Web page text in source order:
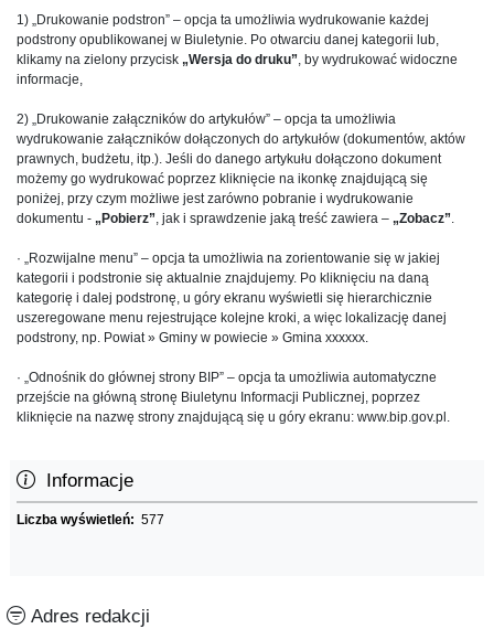
1) „Drukowanie podstron” – opcja ta umożliwia wydrukowanie każdej
podstrony opublikowanej w Biuletynie. Po otwarciu danej kategorii lub,
klikamy na zielony przycisk „Wersja do druku” , by wydrukować widoczne
informacje,
2) „Drukowanie załączników do artykułów” – opcja ta umożliwia
wydrukowanie załączników dołączonych do artykułów (dokumentów, aktów
prawnych, budżetu, itp.). Jeśli do danego artykułu dołączono dokument
możemy go wydrukować poprzez kliknięcie na ikonkę znajdującą się
poniżej, przy czym możliwe jest zarówno pobranie i wydrukowanie
dokumentu - „Pobierz” , jak i sprawdzenie jaką treść zawiera – „Zobacz”
· „Rozwijalne menu” – opcja ta umożliwia na zorientowanie się w jakiej
kategorii i podstronie się aktualnie znajdujemy. Po kliknięciu na daną
kategorię i dalej podstronę, u góry ekranu wyświetli się hierarchicznie
uszeregowane menu rejestrujące kolejne kroki, a więc lokalizację danej
podstrony, np. Powiat » Gminy w powiecie » Gmina xxxxxx.
· „Odnośnik do głównej strony BIP” – opcja ta umożliwia automatyczne
przejście na główną stronę Biuletynu Informacji Publicznej, poprzez
kliknięcie na nazwę strony znajdującą się u góry ekranu: www.bip.gov.pl.
Informacje
Liczba wyświetleń: 577
Adres redakcji